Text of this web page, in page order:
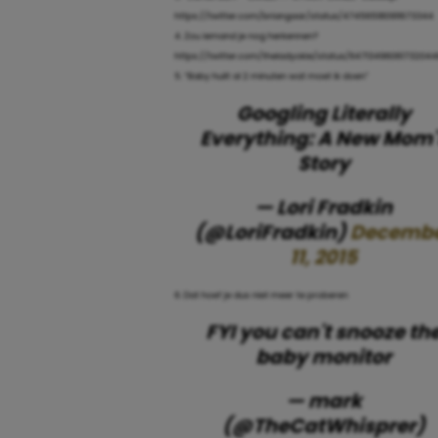
https://twitter.com/briangaar/status/474565180911673344
4. Zou iemand je nog herkennen?
https://twitter.com/theladyokie/status/
5. “Baby huilt al 2 minuten wat moet ik doen”
Googling Literally
Everything: A New
Story
— Lori Fradkin
(@LoriFradkin)
11, 2015
6. Dat hoef je dus niet meer te proberen
FYI you can't snooze
baby monitor
— mark
(@TheCatWhisprer)